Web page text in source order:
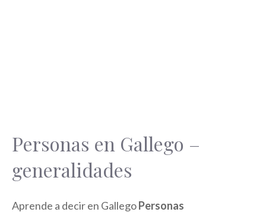
Personas en Gallego –
generalidades
Aprende a decir en GallegoPersonas